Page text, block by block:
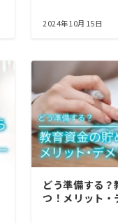
2024年10月15日
どう準備する
つ！メリット・